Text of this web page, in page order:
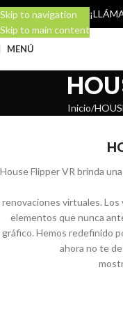
Skip to navigation
Skip to main content
MENÚ
Inicio
House Flipper VR brinda
renovaciones virtuales.
elementos que nunca
gráfico. Hemos redefinido
ahora no te